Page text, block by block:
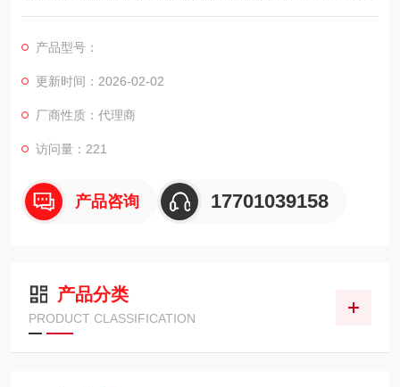
模式和白光干涉模式。理解这两种模式各自的原理、适用场景和
的测量结果。
产品型号：
更新时间：2026-02-02
厂商性质：代理商
访问量：221
产品咨询 17701039158
产品分类
PRODUCT CLASSIFICATION